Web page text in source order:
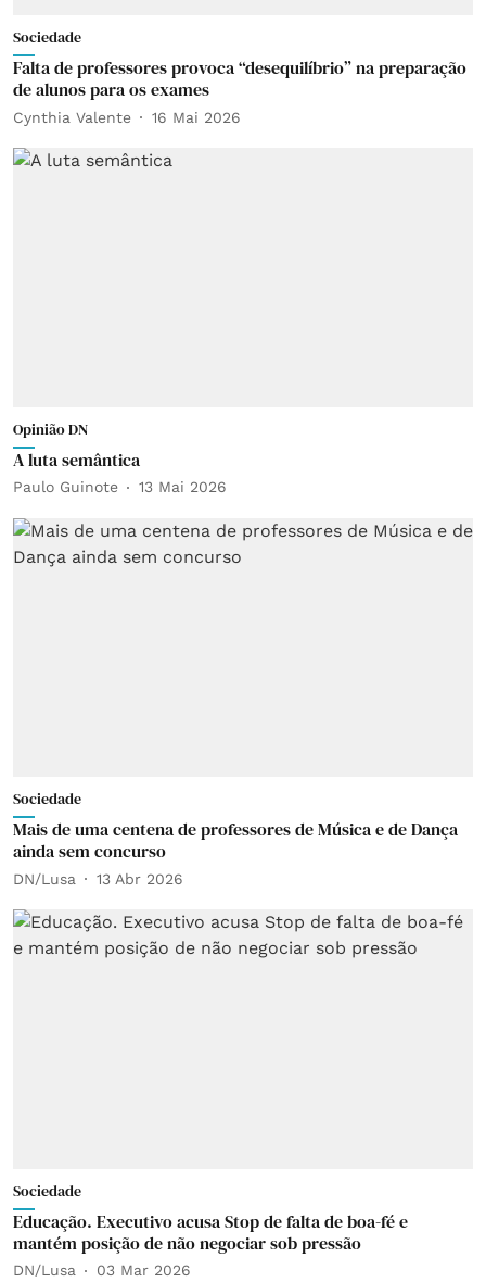
Sociedade
Falta de professores provoca “desequilíbrio” na preparação
de alunos para os exames
Cynthia Valente 16 Mai 2026
Opinião DN
A luta semântica
Paulo Guinote 13 Mai 2026
Sociedade
Mais de uma centena de professores de Música e de Dança
ainda sem concurso
DN/Lusa 13 Abr 2026
Sociedade
Educação. Executivo acusa Stop de falta de boa-fé e
mantém posição de não negociar sob pressão
DN/Lusa 03 Mar 2026